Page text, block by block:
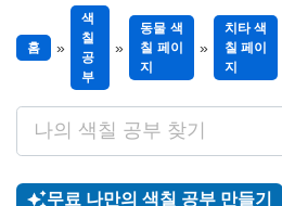
홈
색
칠
공
부
동물 색
칠 페이
지
치타 색
칠 페이
지
무료 나만의 색칠 공부 만들기